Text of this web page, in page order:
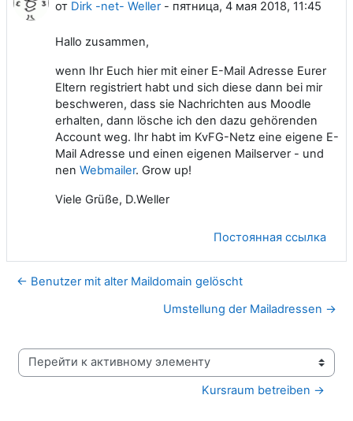
от Dirk -net- Weller- пятница, 4 мая 2018, 11:45
Hallo zusammen,
wenn Ihr Euch hier mit einer E-Mail Adresse Eurer
Eltern registriert habt und sich diese dann bei mir
beschweren, dass sie Nachrichten aus Moodle
erhalten, dann lösche ich den dazu gehörenden
Account weg. Ihr habt im KvFG-Netz eine eigene E-
Mail Adresse und einen eigenen Mailserver - und
nen Webmailer. Grow up!
Viele Grüße, D.Weller
Постоянная ссылка
← Benutzer mit alter Maildomain gelöscht
Umstellung der Mailadressen →
Перейти к активному элементу
Kursraum betreiben →